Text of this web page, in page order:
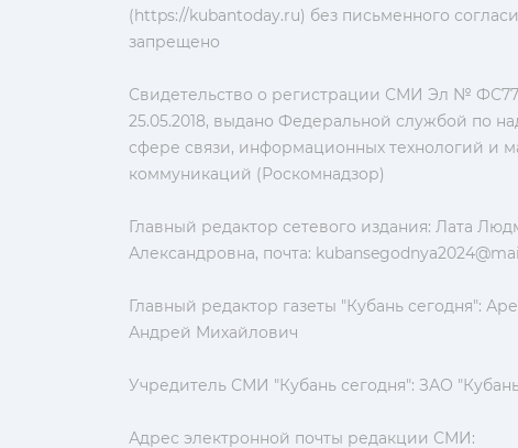
(https://kubantoday.ru) без письменного
запрещено
Свидетельство о регистрации СМИ Эл №
25.05.2018, выдано Федеральной службой по
сфере связи, информационных технологий и
коммуникаций (Роскомнадзор)
Главный редактор сетевого издания: Лата
Александровна, почта:
Главный редактор газеты "Кубань сегодня":
Андрей Михайлович
Учредитель СМИ "Кубань сегодня": ЗАО
Адрес электронной почты редакции СМИ: